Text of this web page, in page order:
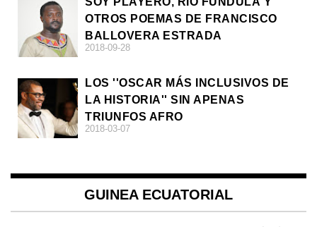
OTROS POEMAS DE FRANCISCO
BALLOVERA ESTRADA
2018-09-28
LOS ''OSCAR MÁS INCLUSIVOS DE
LA HISTORIA'' SIN APENAS
TRIUNFOS AFRO
2018-03-07
GUINEA ECUATORIAL